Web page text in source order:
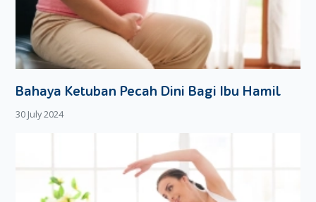
Bahaya Ketuban Pecah Dini Bagi Ibu Hamil
30 July 2024